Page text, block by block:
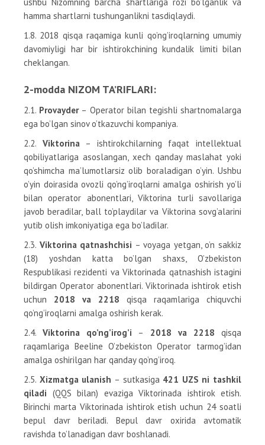
hamma shartlarni tushunganlikni tasdiqlaydi.
1.8. 2018 qisqa raqamiga kunli qo’ng’iroqlarning umumiy
davomiyligi har bir ishtirokchining kundalik limiti bilan
cheklangan.
2-modda NIZOM TA’RIFLARI:
2.1. Provayder– Operator bilan tegishli shartnomalarga
ega bo’lgan sinov o’tkazuvchi kompaniya.
2.2. Viktorina– ishtirokchilarning faqat intellektual
qobiliyatlariga asoslangan, xech qanday maslahat yoki
qo’shimcha ma’lumotlarsiz olib boraladigan o’yin. Ushbu
o’yin doirasida ovozli qo’ng’iroqlarni amalga oshirish yo’li
bilan operator abonentlari, Viktorina turli savollariga
javob beradilar, ball to’playdilar va Viktorina sovg’alarini
yutib olish imkoniyatiga ega bo’ladilar.
2.3. Viktorina qatnashchisi – voyaga yetgan, o’n sakkiz
(18) yoshdan katta bo’lgan shaxs, O’zbekiston
Respublikasi rezidenti va Viktorinada qatnashish istagini
bildirgan Operator abonentlari. Viktorinada ishtirok etish
uchun 2018 va 2218 qisqa raqamlariga chiquvchi
qo’ng’iroqlarni amalga oshirish kerak.
2.4.Viktorina qo’ng’irog’i – 2018 va 2218 qisqa
raqamlariga Beeline O’zbekiston Operator tarmog’idan
amalga oshirilgan har qanday qo’ng’iroq.
2.5. Xizmatga ulanish – sutkasiga 421 UZS ni tashkil
qiladi (QQS bilan) evaziga Viktorinada ishtirok etish.
Birinchi marta Viktorinada ishtirok etish uchun 24 soatli
bepul davr beriladi. Bepul davr oxirida avtomatik
ravishda to’lanadigan davr boshlanadi.